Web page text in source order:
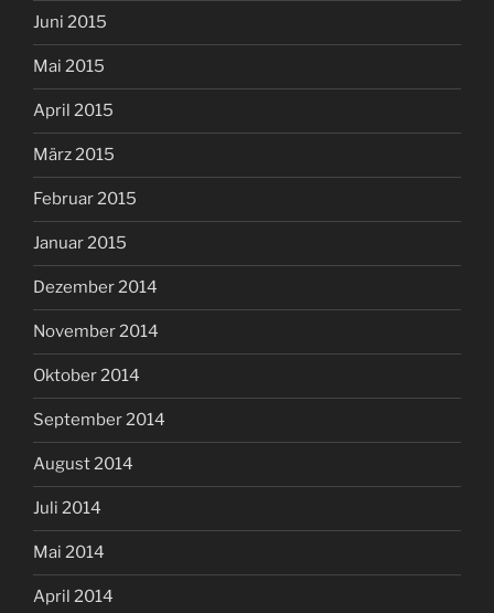
Juni 2015
Mai 2015
April 2015
März 2015
Februar 2015
Januar 2015
Dezember 2014
November 2014
Oktober 2014
September 2014
August 2014
Juli 2014
Mai 2014
April 2014